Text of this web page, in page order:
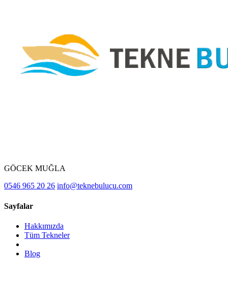
GÖCEK MUĞLA
0546 965 20 26 info@teknebulucu.com
Sayfalar
Hakkımızda
Tüm Tekneler
Blog